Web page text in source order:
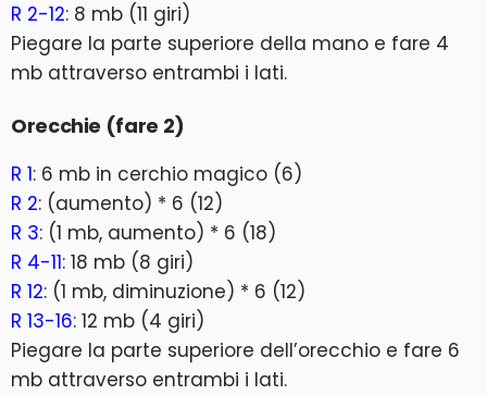
R 2-12: 8 mb (11 giri)
Piegare la parte superiore della mano e fare 4
mb attraverso entrambi i lati.
Orecchie (fare 2)
R 1: 6 mb in cerchio magico (6)
R 2: (aumento) * 6 (12)
R 3: (1 mb, aumento) * 6 (18)
R 4-11: 18 mb (8 giri)
R 12: (1 mb, diminuzione) * 6 (12)
R 13-16: 12 mb (4 giri)
Piegare la parte superiore dell’orecchio e fare 6
mb attraverso entrambi i lati.